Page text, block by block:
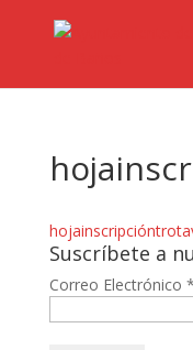
Suscríbete a
Correo Electrónico *